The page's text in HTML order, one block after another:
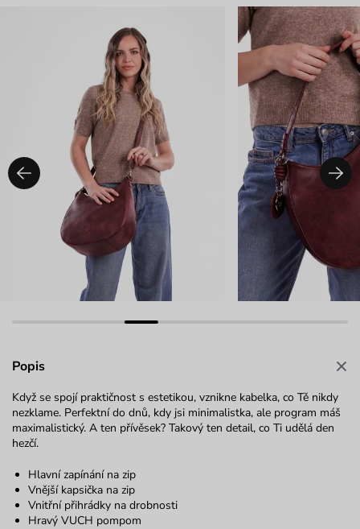
Popis
Když se spojí praktičnost s estetikou, vznikne kabelka, co Tě nikdy
nezklame. Perfektní do dnů, kdy jsi minimalistka, ale program máš
maximalistický. A ten přívěsek? Takový ten detail, co Ti udělá den
hezčí.
Hlavní zapínání na zip
Vnější kapsička na zip
Vnitřní přihrádky na drobnosti
Hravý VUCH pompom